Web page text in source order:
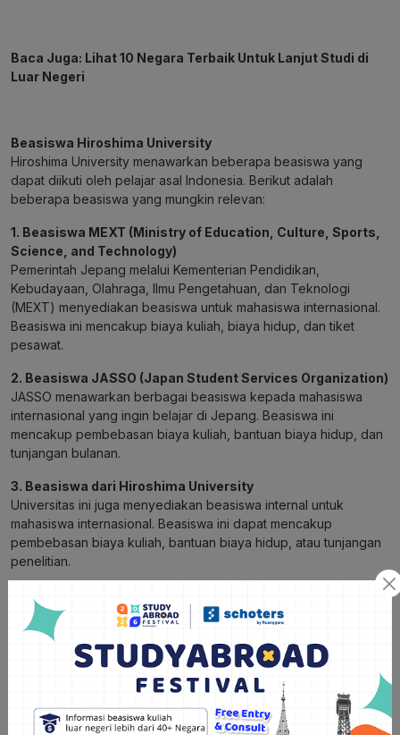
Baca Juga: Lihat 10 Negara Terbaik Untuk Lanjut Studi di
Luar Negeri
Beasiswa Hiroshima University
Hiroshima University menawarkan beberapa beasiswa yang
dapat diikuti oleh pelajar asal Indonesia. Berikut adalah
beberapa beasiswa yang mungkin relevan:
1. Beasiswa MEXT (Ministry of Education, Culture, Sports,
Science, and Technology)
Pemerintah Jepang melalui Kementerian Pendidikan,
Kebudayaan, Olahraga, Ilmu Pengetahuan, dan Teknologi
(MEXT) menyediakan beasiswa untuk mahasiswa internasional.
Beasiswa ini mencakup biaya kuliah, biaya hidup, dan tiket
pesawat.
2. Beasiswa JASSO (Japan Student Services Organization)
JASSO menawarkan berbagai beasiswa kepada mahasiswa
internasional yang ingin belajar di Jepang. Beasiswa ini
mencakup pembebasan biaya kuliah, bantuan biaya hidup, dan
tunjangan bulanan.
3. Beasiswa dari Hiroshima University
Universitas ini juga menyediakan beasiswa internal untuk
mahasiswa internasional. Beasiswa ini dapat mencakup
pembebasan biaya kuliah, bantuan biaya hidup, atau tunjangan
penelitian.
Dengan mengikuti beasiswa yang sesuai, pelajar asal Indonesia
memiliki kesempatan untuk mewujudkan impian mereka untuk
belajar di Hiroshima University dan mendapatkan pendidikan
berkualitas di Jepang.
Dalam kesimpulan, Hiroshima University adalah salah satu
universitas terkemuka di Jepang yang menawarkan pendidikan
berkualitas dan peluang penelitian yang menarik. Dengan